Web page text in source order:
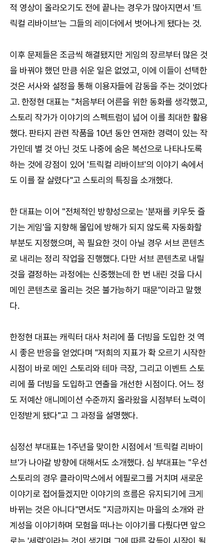
적 영상이 올라오기도 전에 끝나는 경우가 많아지면서 '트
릭컬 리바이브'는 그들의 레이더에서 벗어나게 됐다는 것.
이후 문제들은 조금씩 해결됐지만 게임의 장르부터 많은 것
을 바꿔야 했던 만큼 쉬운 일은 없었고, 이에 이들이 선택한
것은 서사와 설정을 통해 이용자들에 감동을 주는 것이었다
고. 한정현 대표는 "처음부터 어른을 위한 동화를 생각했고,
스토리 작가가 이야기의 스펙트럼이 넓어 이를 최대한 활용
했다. 판타지 관련 작품을 10년 동안 연재한 경력이 있는 작
가인데 별 것 아닌 것도 나중에 숨은 복선으로 나타나도록
하는 것에 강점이 있어 '트릭컬 리바이브'의 이야기 속에서
도 이를 잘 살렸다"고 스토리의 특징을 소개했다.
한 대표는 이어 "전체적인 방향성으로는 '분재를 키우듯 즐
기는 게임'을 지향해 몰입에 방해가 되지 않도록 자동화할
부분도 지정했으며, 꼭 필요한 것이 아닐 경우 서브 콘텐츠
로 내리는 정리 작업을 진행했다. 다만 서브 콘텐츠로 내릴
것을 결정하는 과정에는 신중했는데 한 번 내린 것을 다시
메인 콘텐츠로 올리는 것은 불가능하기 때문"이라고 말했
다.
한정현 대표는 캐릭터 대사 처리에 풀 더빙을 도입한 것 역
시 좋은 반응을 얻었다며 "저희의 지표가 확 오르기 시작한
시점이 바로 메인 스토리와 테마 극장, 그리고 이벤트 스토
리에 풀 더빙을 도입하고 연출을 개선한 시점이다. 어느 정
도 저예산 애니메이션 수준까지 올라왔을 시점부터 노력이
인정받게 됐다"고 그 과정을 설명했다.
심정선 부대표는 1주년을 맞이한 시점에서 '트릭컬 리바이
브'가 나아갈 방향에 대해서도 소개했다. 심 부대표는 "우선
스토리의 경우 클라이막스에서 에필로그를 거치며 새로운
이야기로 접어들겠지만 이야기의 흐름은 유지되기에 크게
바뀌는 것은 아니다"면서도 "지금까지는 마을의 소개와 관
계성을 이야기하며 모험을 떠나는 이야기를 다뤘다면 앞으